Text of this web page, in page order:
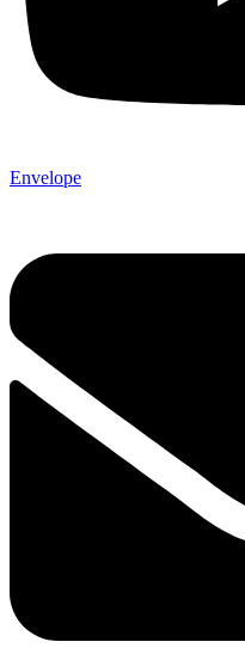
Envelope